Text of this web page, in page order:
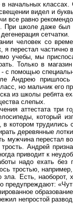
начальных классах.
видел и
все равно
При школе даже был
сетчатки.
человек со
я перестал
учебы, мы
Только в
с помощью
Андрею
но мальчик его
из школы ребята
слепых.
аттестата три
который
в котором
деревянные
мужчина перестал
Андрей
приводит к
надо ехать без
тростью,
Есть, наоборот,
предупреждают:
непростой